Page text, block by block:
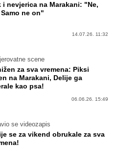
i nevjerica na Marakani: "Ne,
ne on"
14.07.26. 11:32
scene
za sva vremena: Piksi
na Marakani, Delije ga
kao psa!
06.06.26. 15:49
se videozapis
se za vikend obrukale za sva